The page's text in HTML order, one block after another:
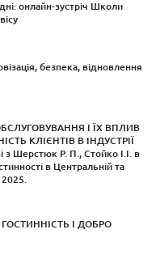
онлайн-зустріч Школи
безпека, відновлення
І ЇХ ВПЛИВ
КЛІЄНТІВ В ІНДУСТРІЇ
з Шерстюк Р. П., Стойко І.І. в
в Центральній та
І ДОБРО